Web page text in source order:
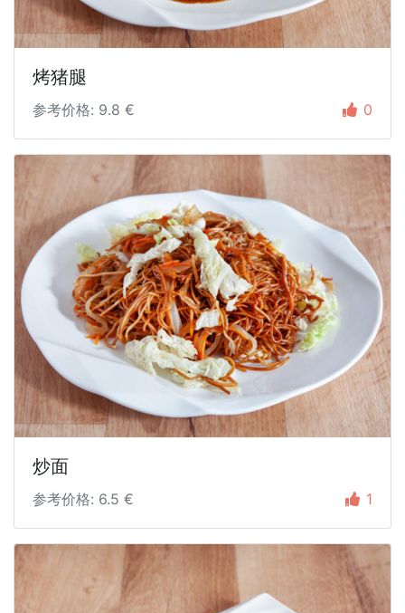
烤猪腿
参考价格: 9.8 € 0
炒面
参考价格: 6.5 € 1